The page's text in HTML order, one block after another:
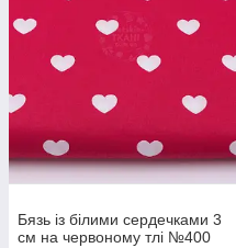
Бязь із білими сердечками 3
см на червоному тлі №400